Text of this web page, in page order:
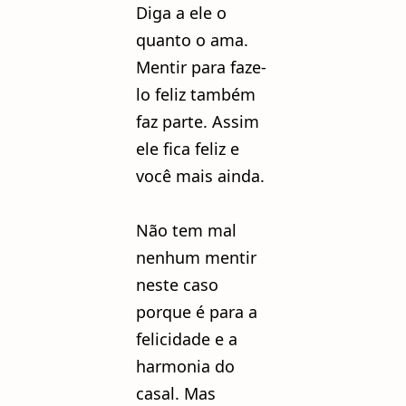
Diga a ele o
quanto o ama.
Mentir para faze-
lo feliz também
faz parte. Assim
ele fica feliz e
você mais ainda.
Não tem mal
nenhum mentir
neste caso
porque é para a
felicidade e a
harmonia do
casal. Mas